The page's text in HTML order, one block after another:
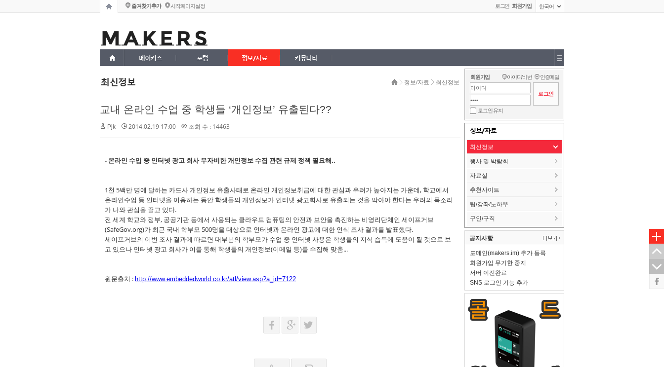
즐겨찾기추가 시작페이지설정 로그인 회원가입 한국어
메이커스 포럼 정보/자료 커뮤니티
최신정보 정보/자료 최신정보
교내 온라인 수업 중 학생들 ‘개인정보’ 유출된다??
Pjk 2014.02.19 17:00 조회 수 : 14463
- 온라인 수입 중 인터넷 광고 회사 무자비한 개인정보 수집 관련 규제 정책 필요해..
1천 5백만 명에 달하는 카드사 개인정보 유출사태로 온라인 개인정보취급에 대한 관심과 우려가 높아지는 가운데, 학교에서
온라인수업 등 인터넷을 이용하는 동안 학생들의 개인정보가 인터넷 광고회사로 유출되는 것을 막아야 한다는 우려의 목소리
가 나와 관심을 끌고 있다.
전 세계 학교와 정부, 공공기관 등에서 사용되는 클라우드 컴퓨팅의 안전과 보안을 촉진하는 비영리단체인 세이프거브
(SafeGov.org)가 최근 국내 학부모 500명을 대상으로 인터넷과 온라인 광고에 대한 인식 조사 결과를 발표했다.
세이프거브의 이번 조사 결과에 따르면 대부분의 학부모가 수업 중 인터넷 사용은 학생들의 지식 습득에 도움이 될 것으로 보
고 있으나 인터넷 광고 회사가 이를 통해 학생들의 개인정보(이메일 등)를 수집해 맞춤...
원문출처 : http://www.embeddedworld.co.kr/atl/view.asp?a_id=7122
회원가입 아이디/비번 인증메일
로그인 유지
정보/자료
최신정보
행사 및 박람회
자료실
추천사이트
팁/강좌/노하우
구인/구직
공지사항
도메인(makers.im) 추가 등록
회원가입 무기한 중지
서버 이전완료
SNS 로그인 기능 추가